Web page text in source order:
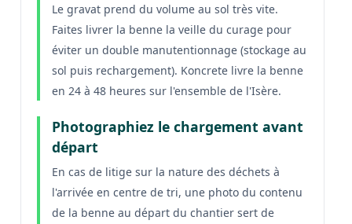
Le gravat prend du volume au sol très vite.
Faites livrer la benne la veille du curage pour
éviter un double manutentionnage (stockage au
sol puis rechargement). Koncrete livre la benne
en 24 à 48 heures sur l'ensemble de l'Isère.
Photographiez le chargement avant
départ
En cas de litige sur la nature des déchets à
l'arrivée en centre de tri, une photo du contenu
de la benne au départ du chantier sert de